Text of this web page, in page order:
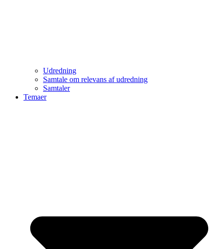
Udredning
Samtale om relevans af udredning
Samtaler
Temaer